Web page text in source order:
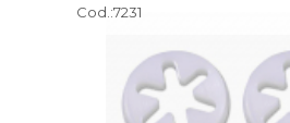
Cod.:7231